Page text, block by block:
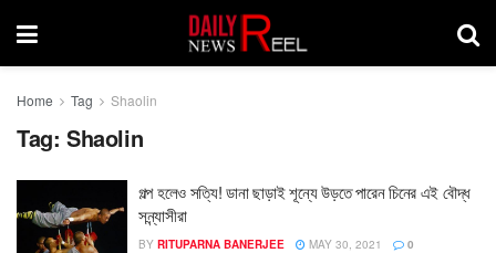
Home Tag Shaolin
Tag: Shaolin
গল্প হলেও সত্যি! ডানা ছাড়াই শূন্যে উড়তে পারেন চিনের এই বৌদ্ধ
সন্ন্যাসীরা
BY RITUPARNA BANERJEE MAY 30, 2021 0